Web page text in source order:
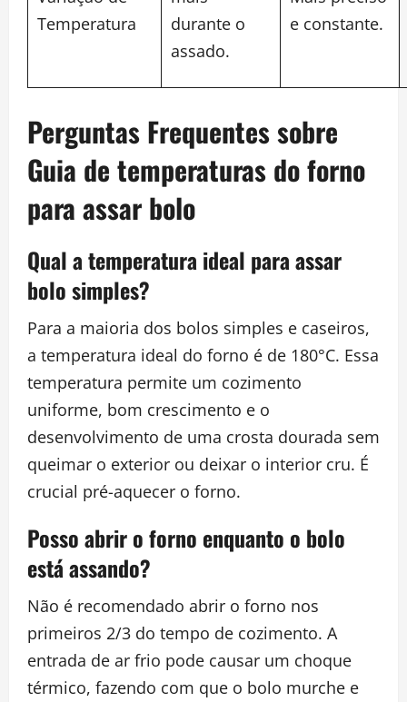
Temperatura
durante o
assado.
e constante.
Perguntas Frequentes sobre
Guia de temperaturas do forno
para assar bolo
Qual a temperatura ideal para assar
bolo simples?
Para a maioria dos bolos simples e caseiros,
a temperatura ideal do forno é de 180°C. Essa
temperatura permite um cozimento
uniforme, bom crescimento e o
desenvolvimento de uma crosta dourada sem
queimar o exterior ou deixar o interior cru. É
crucial pré-aquecer o forno.
Posso abrir o forno enquanto o bolo
está assando?
Não é recomendado abrir o forno nos
primeiros 2/3 do tempo de cozimento. A
entrada de ar frio pode causar um choque
térmico, fazendo com que o bolo murche e